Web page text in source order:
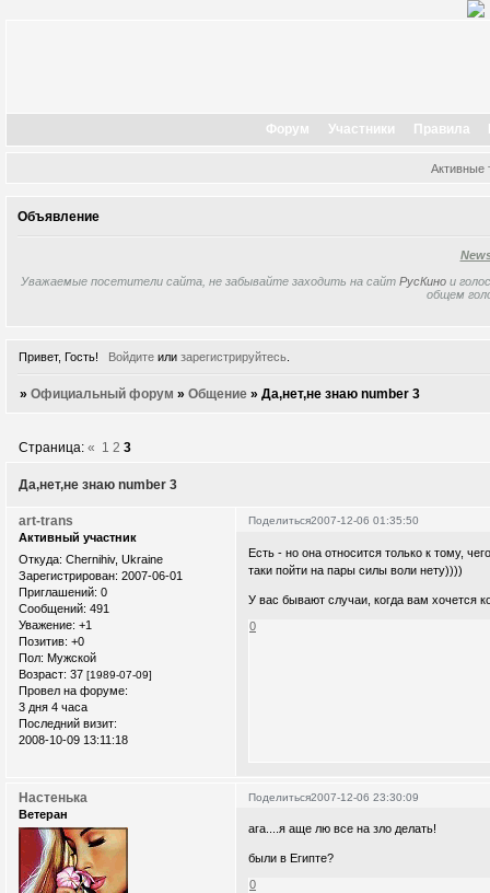
Форум Участники Правила
Активные
Объявление
Уважаемые посетители сайта, не забывайте заходить на сайт РусКино и
общем
Привет, Гость! Войдитеили зарегистрируйтесь.
»Официальный форум »Общение »Да,нет,не знаю number 3
Да,нет,не знаю number 3
Страница:« 1 2 3
Поделиться2007-12-06 01:35:50
art-trans
Активный участник
Откуда: Chernihiv, Ukraine
Зарегистрирован: 2007-06-01
Приглашений: 0
Сообщений: 491
Уважение: +1
Позитив: +0
Пол: Мужской
Возраст: 37 [1989-07-09]
Провел на форуме:
3 дня 4 часа
Последний визит:
2008-10-09 13:11:18
Есть - но она относится только к тому,
таки пойти на пары силы воли нету))))
У вас бывают случаи, когда вам хочется
0
Поделиться2007-12-06 23:30:09
Настенька
Ветеран
ага....я аще лю все на зло делать!
были в Египте?
0